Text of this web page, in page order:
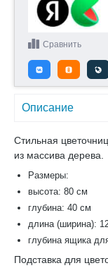
Сравнить
Описание
Стильная
из массива дерева.
Размеры:
высота: 80 см
глубина: 40 см
длина (ширина):
глубина ящика
Подставка для